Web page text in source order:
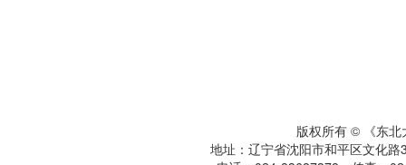
版权所有 © 《东北
地址：辽宁省沈阳市和平区文化